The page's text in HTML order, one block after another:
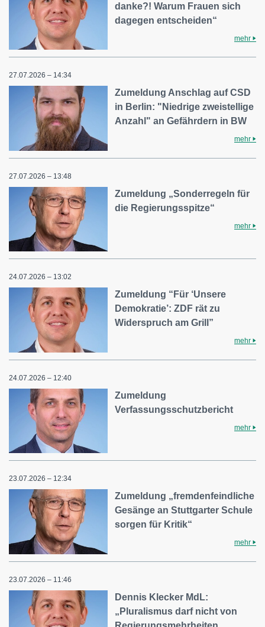
danke?! Warum Frauen sich
dagegen entscheiden“
mehr
27.07.2026 – 14:34
Zumeldung Anschlag auf CSD
in Berlin: "Niedrige zweistellige
Anzahl" an Gefährdern in BW
mehr
27.07.2026 – 13:48
Zumeldung „Sonderregeln für
die Regierungsspitze“
mehr
24.07.2026 – 13:02
Zumeldung “Für ‘Unsere
Demokratie’: ZDF rät zu
Widerspruch am Grill”
mehr
24.07.2026 – 12:40
Zumeldung
Verfassungsschutzbericht
mehr
23.07.2026 – 12:34
Zumeldung „fremdenfeindliche
Gesänge an Stuttgarter Schule
sorgen für Kritik“
mehr
23.07.2026 – 11:46
Dennis Klecker MdL:
„Pluralismus darf nicht von